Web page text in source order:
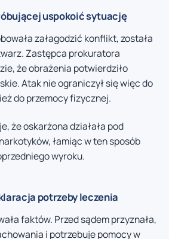
uspokoić sytuację
załagodzić konflikt, została
Zastępca prokuratora
że obrażenia potwierdziło
Atak nie ograniczył się więc do
do przemocy fizycznej.
że oskarżona działała pod
łamiąc w ten sposób
wyroku.
potrzeby leczenia
faktów. Przed sądem przyznała,
i potrzebuje pomocy w